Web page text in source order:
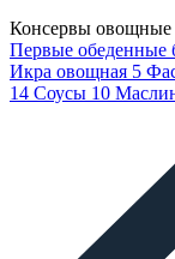
Консервы овощные
Первые обеденные
Икра овощная 5
14 Соусы 10